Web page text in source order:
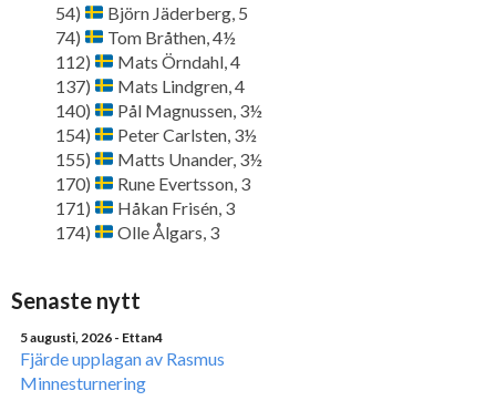
54)
Björn Jäderberg, 5
74)
Tom Bråthen, 4½
112)
Mats Örndahl, 4
137)
Mats Lindgren, 4
140)
Pål Magnussen, 3½
154)
Peter Carlsten, 3½
155)
Matts Unander, 3½
170)
Rune Evertsson, 3
171)
Håkan Frisén, 3
174)
Olle Ålgars, 3
Senaste nytt
5 augusti, 2026 - Ettan4
Fjärde upplagan av Rasmus
Minnesturnering